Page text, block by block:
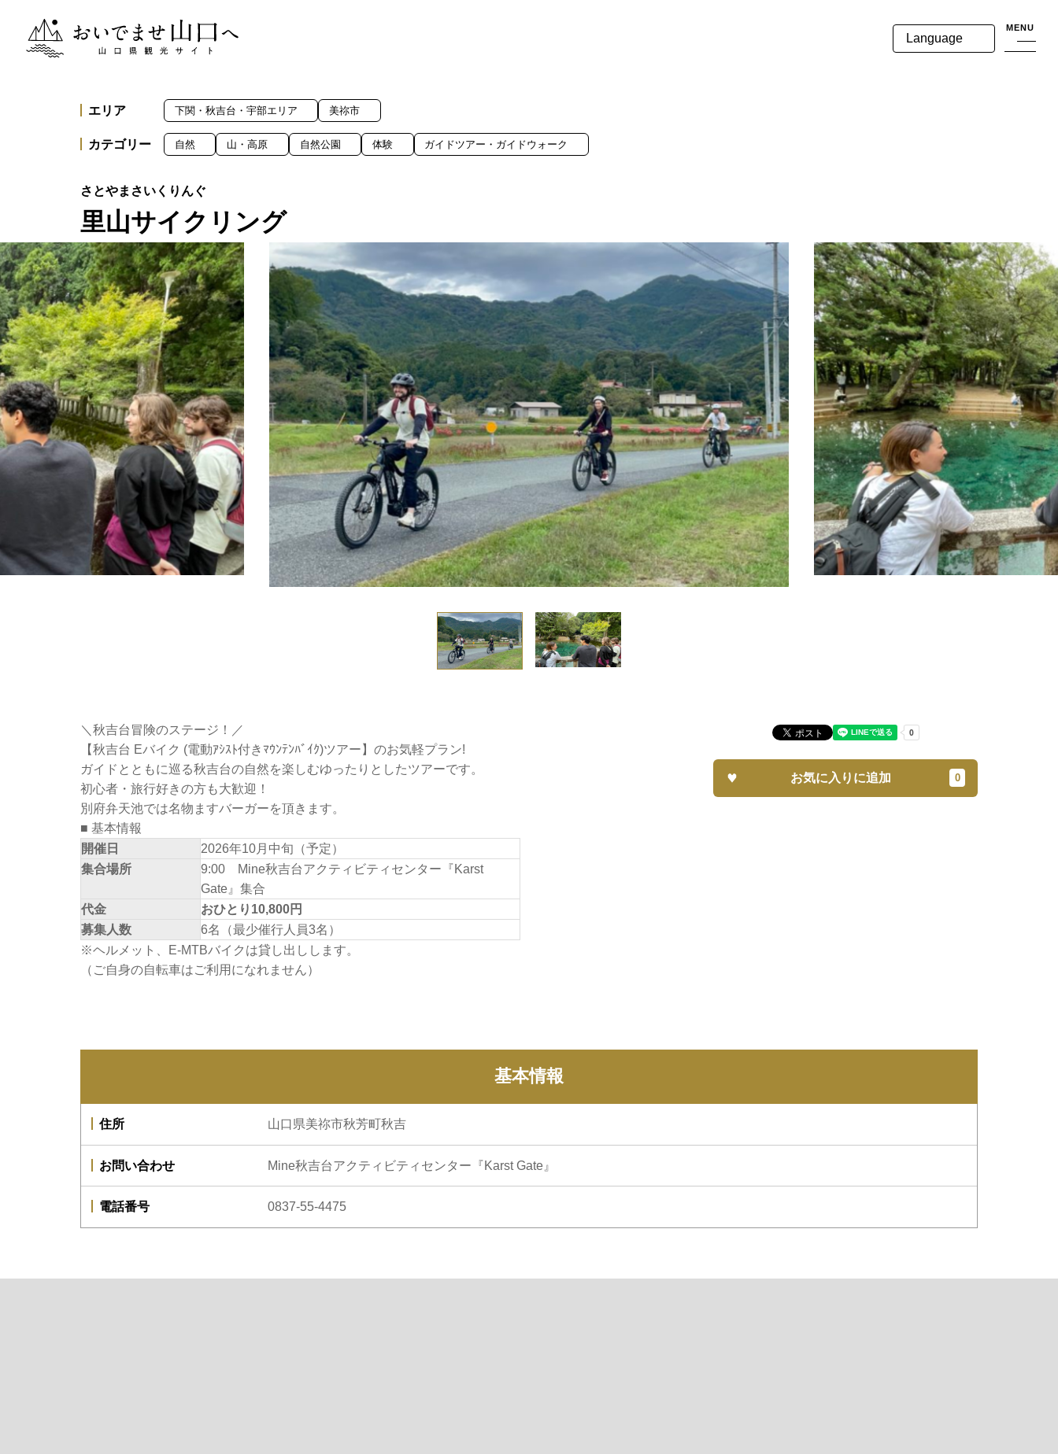
おいでませ山口へー山口県観光サイト MENU
Language
里山サイクリング
＼秋吉台冒険のステージ！／
【秋吉台 Eバイク (電動ｱｼｽﾄ付きﾏｳﾝﾃﾝﾊﾞｲｸ)ツアー】のお気軽プラン!
ガイドとともに巡る秋吉台の自然を楽しむゆったりとしたツアーです。
初心者・旅行好きの方も大歓迎！
別府弁天池では名物ますバーガーを頂きます。
■ 基本情報
開催日
2026年10月中旬（予定）
集合場所
9:00 Mine秋吉台アクティビティセンター『Karst
Gate』集合
代金
おひとり10,800円
募集人数
6名（最少催行人員3名）
※ヘルメット、E-MTBバイクは貸し出しします。
（ご自身の自転車はご利用になれません）
お気に入りに追加
エリア 下関・秋吉台・宇部エリア 美祢市
カテゴリー 自然 山・高原 自然公園 体験 ガイドツアー・ガイドウォーク
基本情報
住所 山口県美祢市秋芳町秋吉
お問い合わせ Mine秋吉台アクティビティセンター『Karst Gate』
電話番号 0837-55-4475